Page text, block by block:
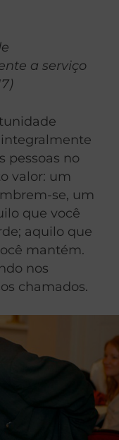
a serviço
pessoas no
valor: um
se, um
que você
aquilo que
mantém.
nos
chamados.